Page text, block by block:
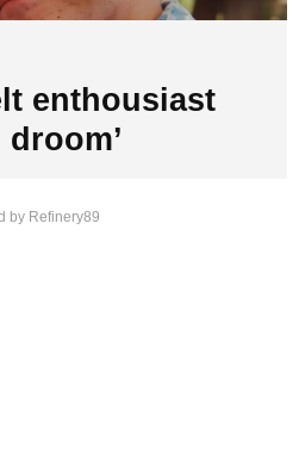
enthousiast
droom’
by Refinery89